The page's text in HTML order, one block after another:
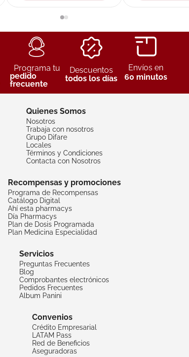
Programa tu
pedido
frecuente
Descuentos
todos los días
Envíos en
60 minutos
Quienes Somos
Nosotros
Trabaja con nosotros
Grupo Difare
Locales
Términos y Condiciones
Contacta con Nosotros
Recompensas y promociones
Programa de Recompensas
Catálogo Digital
Ahí esta pharmacys
Día Pharmacys
Plan de Dosis Programada
Plan Medicina Especialidad
Servicios
Preguntas Frecuentes
Blog
Comprobantes electrónicos
Pedidos Frecuentes
Album Panini
Convenios
Crédito Empresarial
LATAM Pass
Red de Beneficios
Aseguradoras